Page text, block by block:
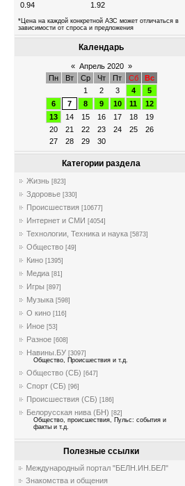
0.94 1.92
*Цена на каждой конкретной АЗС может отличаться в
зависимости от спроса и предложения
Календарь
« Апрель 2020 »
Пн
Вт Ср Чт Пт Сб
Вс
1
2 3 4
5
6
7 8 9 10 11
12
13
14 15 16 17 18
19
20
21 22 23 24 25
26
27
28 29 30
Категории раздела
Жизнь [823]
Здоровье [330]
Происшествия [10677]
Интернет и СМИ [4054]
Технологии, Техника и наука [5873]
Общество [49]
Кино [1395]
Медиа [81]
Игры [897]
Музыка [598]
О кино [116]
Иное [53]
Разное [608]
Навины.БУ [3097]
Общество, Происшествия и т.д.
Общество (СБ) [647]
Спорт (СБ) [96]
Происшествия (СБ) [186]
Белорусская нива (БН) [82]
Общество, происшествия, Пульс: события и
факты и т.д.
Полезные ссылки
Международный портал "БЕЛН.ИН.БЕЛ"
Знакомства и общения